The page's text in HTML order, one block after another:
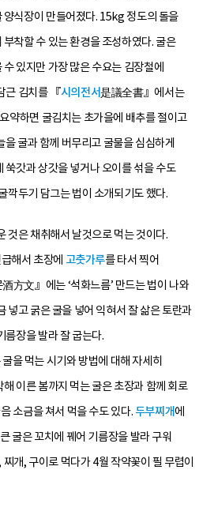
양식장이 만들어졌다. 15kg 정도의 돌을
착할 수 있는 환경을 조성하였다. 굴은
있지만 가장 많은 수요는 김장철에
근 김치를 『시의전서是議全書』에서는
약하면 굴김치는 초가을에 배추를 절이고
굴과 함께 버무리고 굴물을 심심하게
쑥갓과 상갓을 넣거나 오이를 섞을 수도
깍두기 담그는 법이 소개되기도 했다.
것은 채취해서 날것으로 먹는 것이다.
해서 초장에 고춧가루를 타서 찍어
方文』에는 ‘석화느름’ 만드는 법이 나와
넣고 굵은 굴을 넣어 익혀서 잘 삶은 토란과
름장을 발라 잘 굽는다.
을 먹는 시기와 방법에 대해 자세히
이른 봄까지 먹는 굴은 초장과 함께 회로
소금을 쳐서 먹을 수도 있다. 두부찌개에
굴은 꼬치에 꿰어 기름장을 발라 구워
개, 구이로 먹다가 4월 작약꽃이 필 무렵이